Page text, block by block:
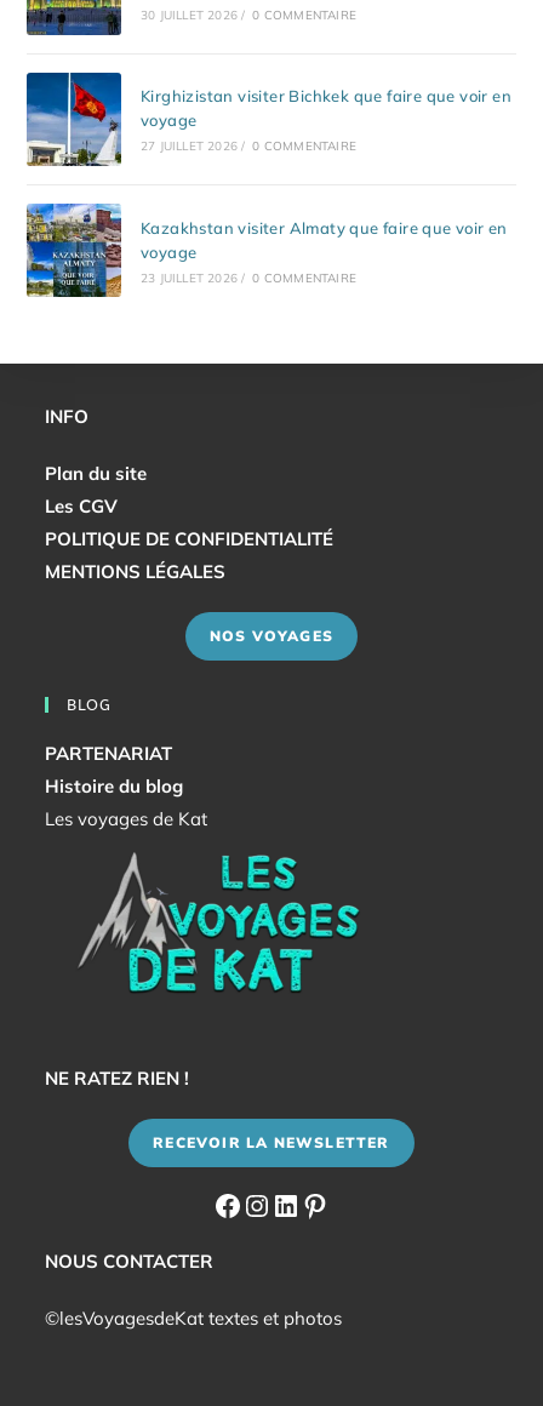
30 JUILLET 2026 / 0 COMMENTAIRE
Kirghizistan visiter Bichkek que faire que voir en
voyage
27 JUILLET 2026 / 0 COMMENTAIRE
Kazakhstan visiter Almaty que faire que voir en
voyage
23 JUILLET 2026 / 0 COMMENTAIRE
INFO
Plan du site
Les CGV
POLITIQUE DE CONFIDENTIALITÉ
MENTIONS LÉGALES
NOS VOYAGES
BLOG
PARTENARIAT
Histoire du blog
Les voyages de Kat
NE RATEZ RIEN !
RECEVOIR LA NEWSLETTER
Facebook
Instagram
LinkedInPinterest
NOUS CONTACTER
©lesVoyagesdeKat textes et photos